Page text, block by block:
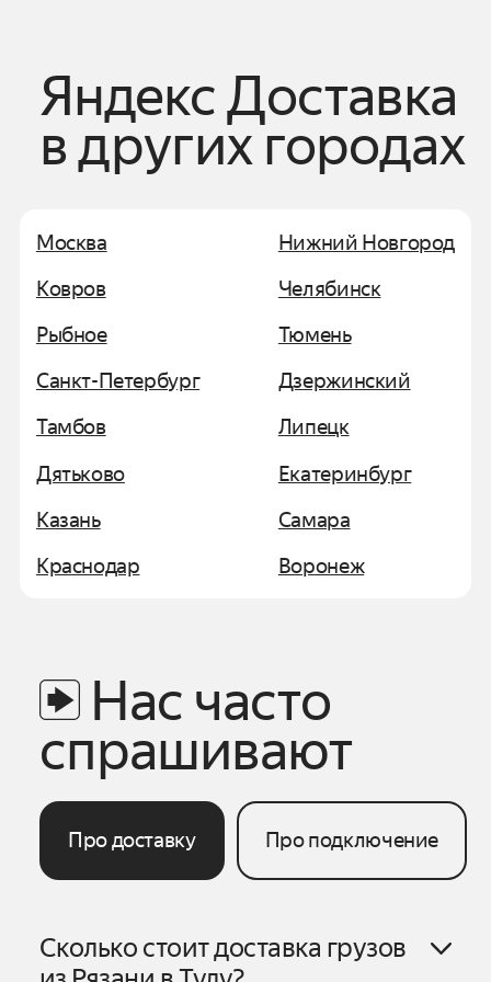
Яндекс Доставка
в других городах
Москва
Ковров
Рыбное
Санкт-Петербург
Нижний Новгород
Челябинск
Тюмень
Дзержинский
Тамбов
Дятьково
Казань
Краснодар
Липецк
Екатеринбург
Самара
Воронеж
Нас часто
спрашивают
Про доставку Про подключение
Сколько стоит доставка грузов